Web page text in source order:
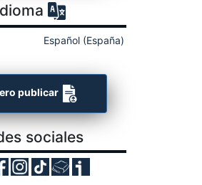
Español (España)
publicar
sociales